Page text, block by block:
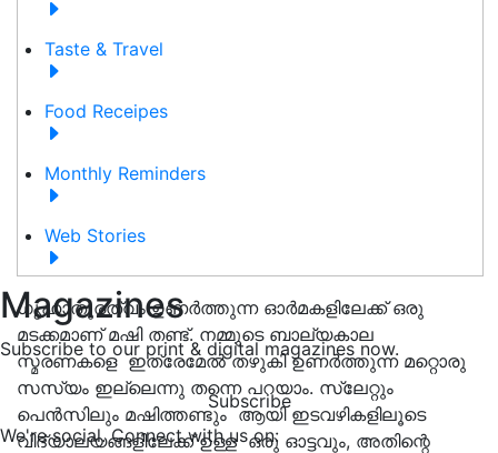
Taste & Travel
Food Receipes
Monthly Reminders
Web Stories
Magazines
Subscribe to our print & digital magazines now.
Subscribe
We're social. Connect with us on:
ഗൃഹാതുരത്വം ഉണർത്തുന്ന ഓർമകളിലേക്ക് ഒരു
മടക്കമാണ് മഷി തണ്ട്. നമ്മുടെ ബാല്യകാല
സ്മരണകളെ ഇത്രേമേൽ തഴുകി ഉണർത്തുന്ന മറ്റൊരു
സസ്യം ഇല്ലെന്നു തന്നെ പറയാം. സ്ലേറ്റും
പെൻസിലും മഷിത്തണ്ടും ആയി ഇടവഴികളിലൂടെ
വിദ്യാലയങ്ങളിലേക്ക് ഉള്ള ഒരു ഓട്ടവും, അതിന്റെ